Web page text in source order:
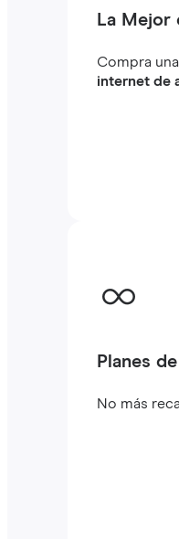
La Mejor
Compra
internet de
Planes
No más